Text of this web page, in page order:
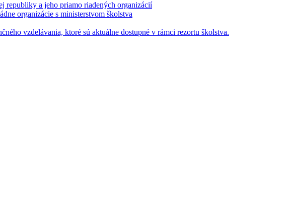
republiky a jeho priamo riadených organizácií
organizácie s ministerstvom školstva
vzdelávania, ktoré sú aktuálne dostupné v rámci rezortu školstva.